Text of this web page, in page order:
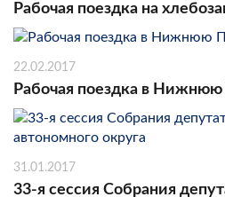
Рабочая поездка на
22.02.2017
Рабочая поездка в
31.01.2017
33-я сессия Собрания